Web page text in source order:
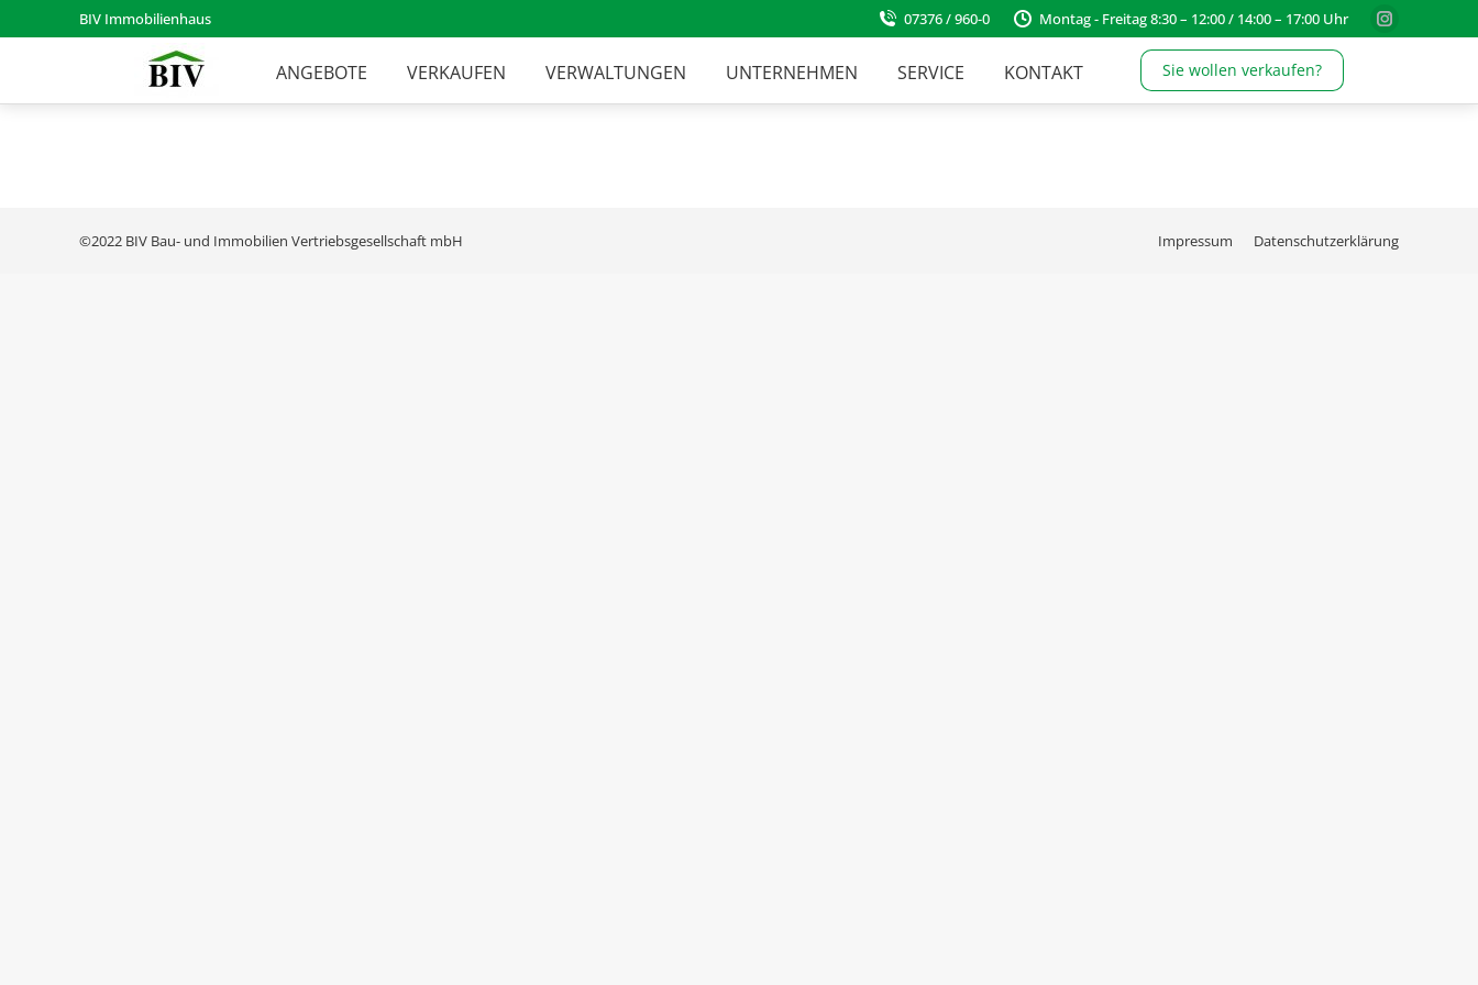
BIV Immobilienhaus 07376 / 960-0 Montag - Freitag 8:30 – 12:00 / 14:00 – 17:00 Uhr
Instagram
ANGEBOTE VERKAUFEN VERWALTUNGEN UNTERNEHMEN SERVICE KONTAKT Sie wollen verkaufen?
©2022 BIV Bau- und Immobilien Vertriebsgesellschaft mbH Impressum Datenschutzerklärung